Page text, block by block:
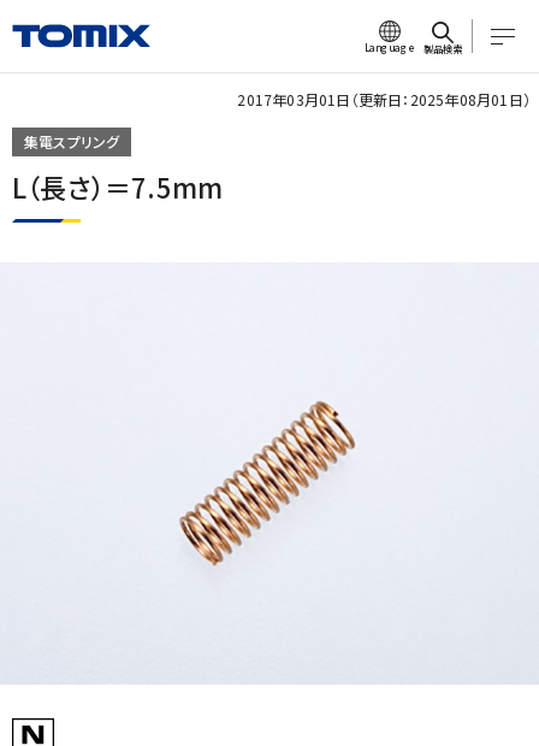
Language 製品検索
集電スプリング
L（長さ）＝7.5mm
2017年03月01日（更新日：2025年08月01日）